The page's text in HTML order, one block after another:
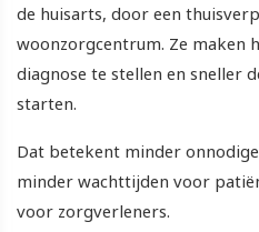
de huisarts, door een
woonzorgcentrum. Ze maken
diagnose te stellen en sneller
starten.
Dat betekent minder
minder wachttijden voor
voor zorgverleners.